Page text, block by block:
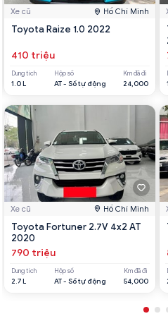
Xe cũ Hồ Chí Minh
Toyota Raize 1.0 2022
410 triệu
Dung tích
1.0 L
Hộp số
AT - Số tự động
Km đã đi
24,000
Xe cũ Hồ Chí Minh
Toyota Fortuner 2.7V 4x2 AT
2020
790 triệu
Dung tích
2.7 L
Hộp số
AT - Số tự động
Km đã đi
54,000